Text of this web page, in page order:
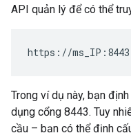
API quản lý để có thể
https://ms_IP:8443
Trong ví dụ này, bạn
dụng cổng 8443. Tuy
cầu – bạn có thể định